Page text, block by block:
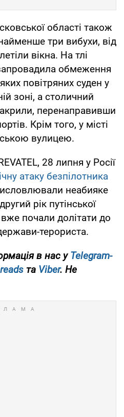
області також
три вибухи, від
вікна. На тлі
обмеження
повітряних суден у
зоні, а столичний
перенаправивши
Крім того, у місті
вулицею.
28 липня у Росії
атаку безпілотника
неабияке
рік путінської
почали долітати до
терориста.
в нас уTelegram-
та Viber. Не